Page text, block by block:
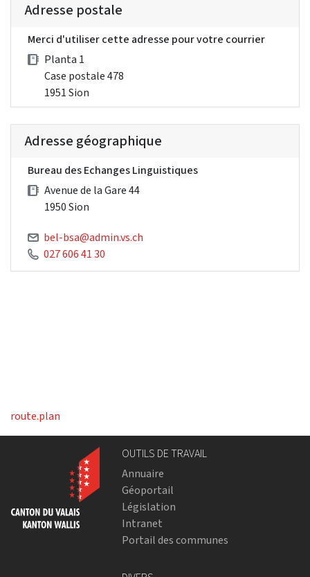
Adresse postale
Merci d'utiliser cette adresse pour votre courrier
Planta 1
Case postale 478
1951 Sion
Adresse géographique
Bureau des Echanges Linguistiques
Avenue de la Gare 44
1950 Sion
bel-bsa@admin.vs.ch
027 606 41 30
route.plan
OUTILS DE TRAVAIL
Annuaire
Géoportail
Législation
Intranet
Portail des communes